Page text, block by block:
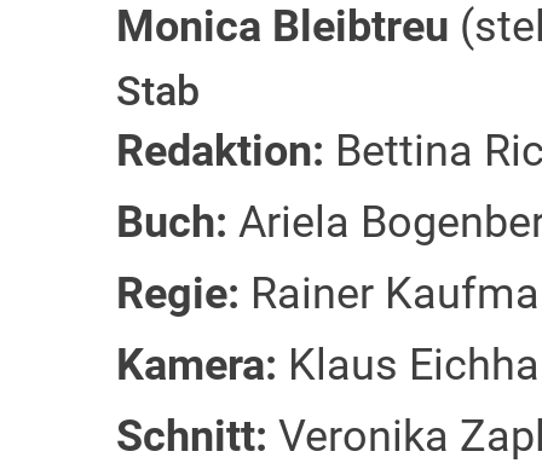
Monica Bleibtreu
Stab
Redaktion: Bettina
Buch: Ariela
Regie: Rainer
Kamera: Klaus
Schnitt: Veronika